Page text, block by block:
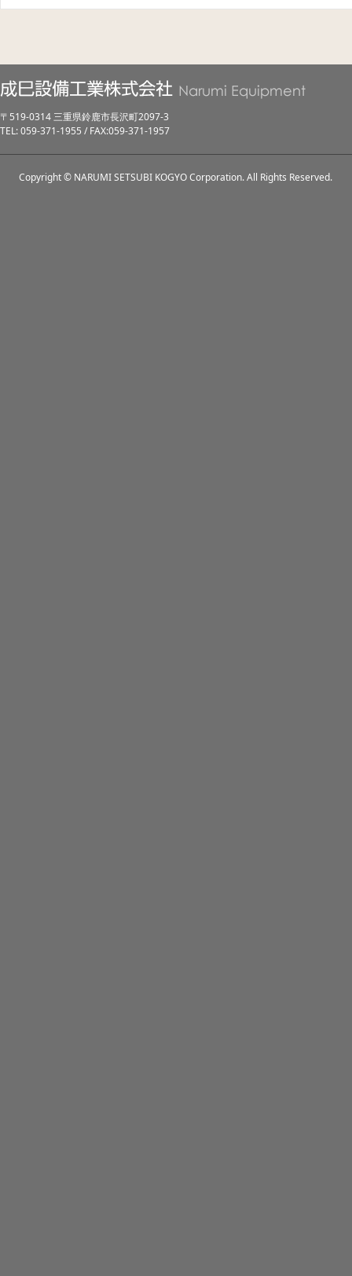
〒519-0314 三重県鈴鹿市長沢町2097-3
TEL: 059-371-1955 / FAX:059-371-1957
Copyright © NARUMI SETSUBI KOGYO Corporation. All Rights Reserved.